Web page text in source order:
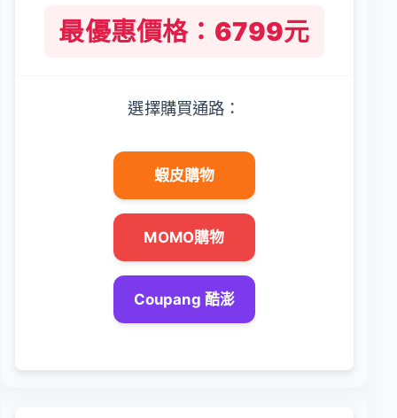
最優惠價格：6799元
選擇購買通路：
蝦皮購物
MOMO購物
Coupang 酷澎